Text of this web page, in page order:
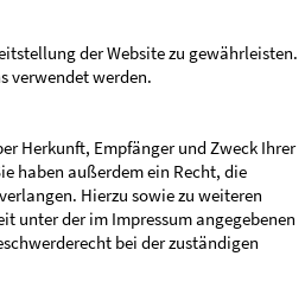
der Website zu gewährleisten.
verwendet werden.
Herkunft, Empfänger und Zweck Ihrer
haben außerdem ein Recht, die
Hierzu sowie zu weiteren
unter der im Impressum angegebenen
bei der zuständigen